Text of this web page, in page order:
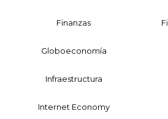
Finanzas
Globoeconomía
Infraestructura
Internet Economy